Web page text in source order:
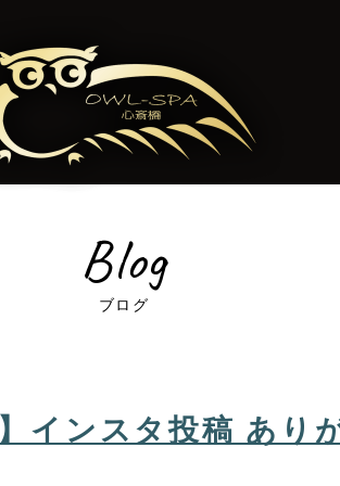
Blog
ブログ
インスタ投稿 あ